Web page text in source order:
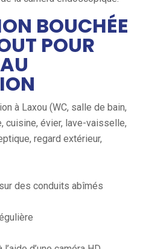
BOUCHÉE
POUR
à Laxou (WC, salle de bain,
cuisine, évier, lave-vaisselle,
regard extérieur,
des conduits abîmés